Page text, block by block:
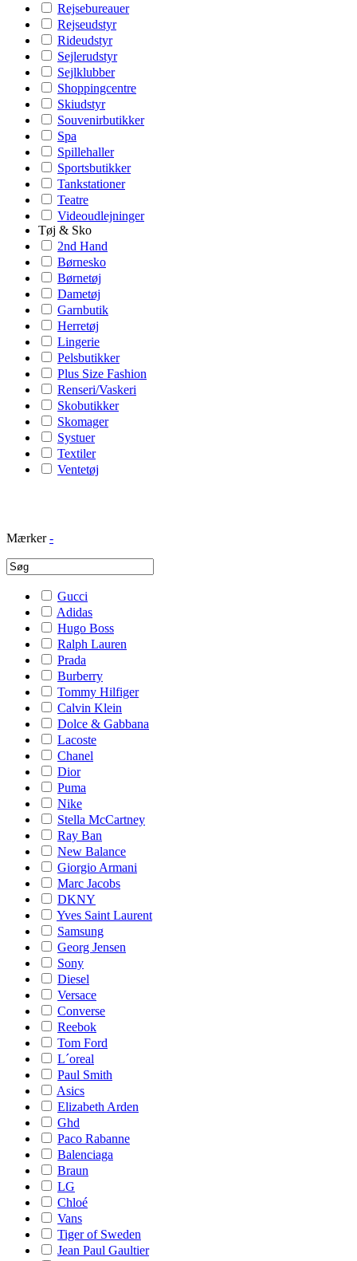
Rejsebureauer
Rejseudstyr
Rideudstyr
Sejlerudstyr
Sejlklubber
Shoppingcentre
Skiudstyr
Souvenirbutikker
Spa
Spillehaller
Sportsbutikker
Tankstationer
Teatre
Videoudlejninger
Tøj & Sko
2nd Hand
Børnesko
Børnetøj
Dametøj
Garnbutik
Herretøj
Lingerie
Pelsbutikker
Plus Size Fashion
Renseri/Vaskeri
Skobutikker
Skomager
Systuer
Textiler
Ventetøj
Mærker -
Gucci
Adidas
Hugo Boss
Ralph Lauren
Prada
Burberry
Tommy Hilfiger
Calvin Klein
Dolce & Gabbana
Lacoste
Chanel
Dior
Puma
Nike
Stella McCartney
Ray Ban
New Balance
Giorgio Armani
Marc Jacobs
DKNY
Yves Saint Laurent
Samsung
Georg Jensen
Sony
Diesel
Versace
Converse
Reebok
Tom Ford
L´oreal
Paul Smith
Asics
Elizabeth Arden
Ghd
Paco Rabanne
Balenciaga
Braun
LG
Chloé
Vans
Tiger of Sweden
Jean Paul Gaultier